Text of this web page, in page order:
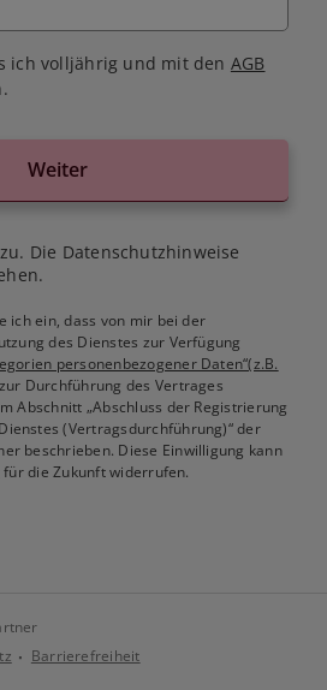
ich volljährig und mit den AGB
Weiter
zu. Die Datenschutzhinweise
ich ein, dass von mir bei der
des Dienstes zur Verfügung
personenbezogener Daten“(z.B.
Durchführung des Vertrages
Abschnitt „Abschluss der Registrierung
(Vertragsdurchführung)“ der
beschrieben. Diese Einwilligung kann
die Zukunft widerrufen.
Barrierefreiheit